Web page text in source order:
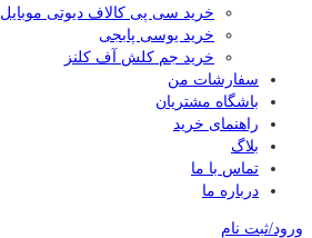
خرید سی پی کالاف دیوتی موبایل
خرید یوسی پابجی
خرید جم کلش آف کلنز
سفارشات من
باشگاه مشتریان
راهنمای خرید
بلاگ
تماس با ما
درباره ما
ورود/ثبت نام